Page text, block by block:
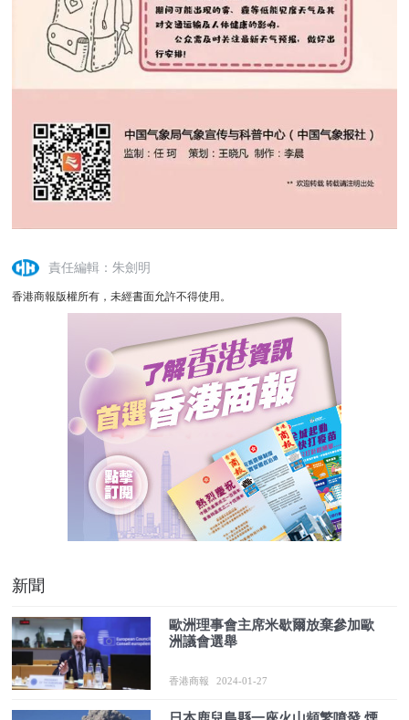
責任編輯：朱劍明
香港商報版權所有，未經書面允許不得使用。
新聞
歐洲理事會主席米歇爾放棄參加歐
洲議會選舉
香港商報 2024-01-27